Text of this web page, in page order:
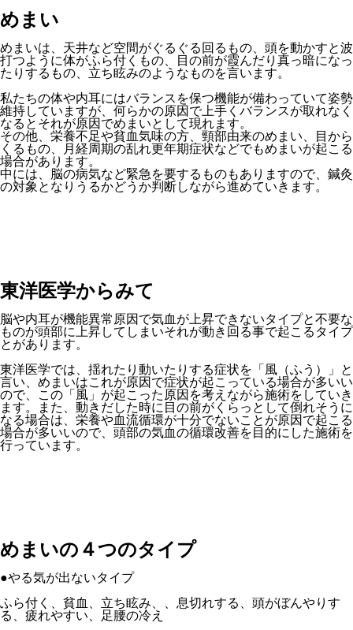
めまい
めまいは、天井など空間がぐるぐる回るもの、頭を動かすと波
打つように体がふら付くもの、目の前が霞んだり真っ暗になっ
たりするもの、立ち眩みのようなものを言います。
私たちの体や内耳にはバランスを保つ機能が備わっていて姿勢
維持していますが、何らかの原因で上手くバランスが取れなく
なるとそれが原因でめまいとして現れます。
その他、栄養不足や貧血気味の方、頸部由来のめまい、目から
くるもの、月経周期の乱れ更年期症状などでもめまいが起こる
場合があります。
中には、脳の病気など緊急を要するものもありますので、鍼灸
の対象となりうるかどうか判断しながら進めていきます。
東洋医学からみて
脳や内耳が機能異常原因で気血が上昇できないタイプと不要な
ものが頭部に上昇してしまいそれが動き回る事で起こるタイプ
とがあります。
東洋医学では、揺れたり動いたりする症状を「風（ふう）」と
言い、めまいはこれが原因で症状が起こっている場合が多いい
ので、この「風」が起こった原因を考えながら施術をしていき
ます。また、動きだした時に目の前がくらっとして倒れそうに
なる場合は、栄養や血流循環が十分でないことが原因で起こる
場合が多いいので、頭部の気血の循環改善を目的にした施術を
行っています。
めまいの４つのタイプ
●やる気が出ないタイプ
ふら付く、貧血、立ち眩み、、息切れする、頭がぼんやりす
る、疲れやすい、足腰の冷え